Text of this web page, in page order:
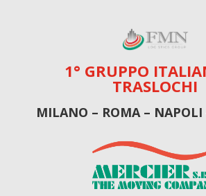
1° GRUPPO
TRASLOCHI
MILANO – ROMA –